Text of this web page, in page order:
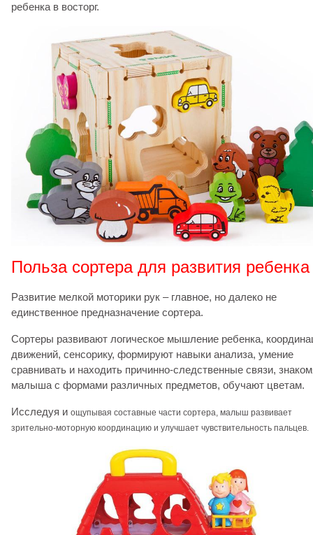
ребенка в восторг.
Польза сортера для развития ребенка
Развитие мелкой моторики рук – главное, но далеко не
единственное предназначение сортера.
Сортеры развивают логическое мышление ребенка,
движений, сенсорику, формируют навыки анализа, умение
сравнивать и находить причинно-следственные связи,
малыша с формами различных предметов, обучают цветам.
Исследуя и ощупывая составные части сортера, малыш развивает
зрительно-моторную координацию и улучшает чувствительность пальцев.